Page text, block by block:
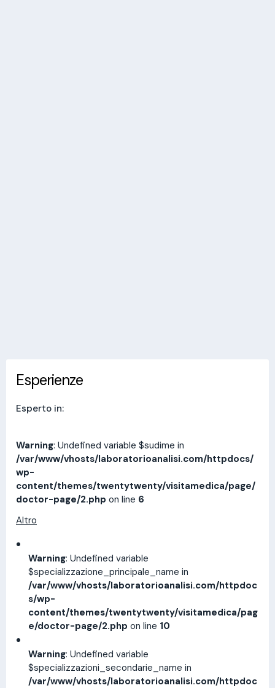
Esperienze
Esperto in:
Warning: Undefined variable $sudime in
/var/www/vhosts/laboratorioanalisi.com/httpdocs/
wp-
content/themes/twentytwenty/visitamedica/page/
doctor-page/2.php on line 6
Altro
Warning: Undefined variable
$specializzazione_principale_name in
/var/www/vhosts/laboratorioanalisi.com/httpdoc
s/wp-
content/themes/twentytwenty/visitamedica/pag
e/doctor-page/2.php on line 10
Warning: Undefined variable
$specializzazioni_secondarie_name in
/var/www/vhosts/laboratorioanalisi.com/httpdoc